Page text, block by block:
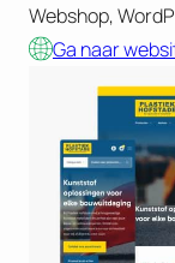
Webshop,
Ga naar